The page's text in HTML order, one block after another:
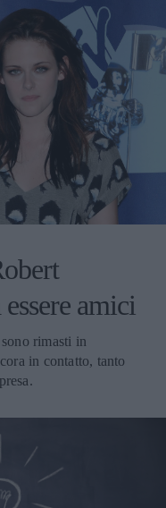
amici
rimasti in
in contatto, tanto